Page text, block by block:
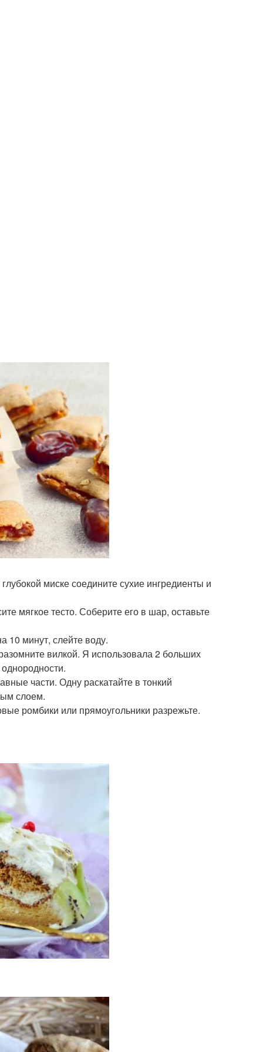
миске соедините сухие ингредиенты и
мягкое тесто. Соберите его в шар, оставьте
10 минут, слейте воду.
вилкой. Я использовала 2 больших
части. Одну раскатайте в тонкий
слоем.
ромбики или прямоугольники разрежьте.